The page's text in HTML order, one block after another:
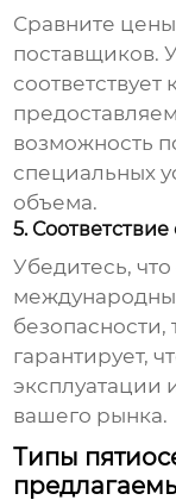
Сравните
поставщиков.
соответствует
возможность
специальных
объема.
5.
Убедитесь, что
безопасности,
гарантирует,
эксплуатации
вашего рынка.
Типы